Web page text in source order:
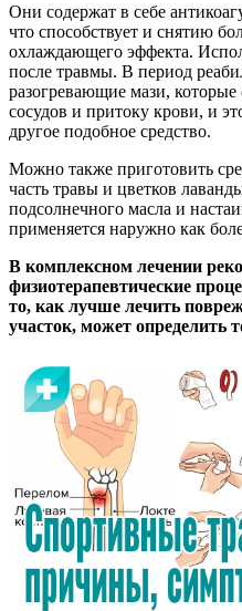
Они содержат в себе
что способствует и снятию
охлаждающего эффекта.
после травмы. В период
разогревающие мази,
сосудов и притоку крови, и
другое подобное средство.
Можно также приготовить
часть травы и цветков
подсолнечного масла и
применяется наружно как
В комплексном лечении
физиотерапевтические
то, как лучше лечить
участок, может определить